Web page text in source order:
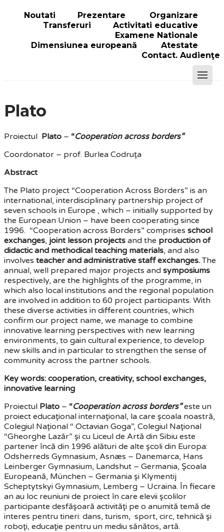
Noutati Prezentare
Organizare
Transferuri
Activitati educative
Examene Nationale
Dimensiunea europeană
Atestate
Contact. Audienţe
Plato
Proiectul Plato – “Cooperation across borders”
Coordonator – prof. Burlea Codruţa
Abstract
The Plato project “Cooperation Across Borders” is an
international, interdisciplinary partnership project of
seven schools in Europe , which – initially supported by
the European Union – have been cooperating since
1996. “Cooperation across Borders” comprises school
exchanges, joint lesson projects and the production of
didactic and methodical teaching materials, and also
involves teacher and administrative staff exchanges.The
annual, well prepared major projects and symposiums
respectively, are the highlights of the programme, in
which also local institutions and the regional population
are involved in addition to 60 project participants. With
these diverse activities in different countries, which
confirm our project name, we manage to combine
innovative learning perspectives with new learning
environments, to gain cultural experience, to develop
new skills and in particular to strengthen the sense of
community across the partner schools.
Key words: cooperation, creativity, school exchanges,
innovative learning
Proiectul Plato – “Cooperation across borders”este un
proiect educaţional internaţional, la care şcoala noastră,
Colegiul Naţional “ Octavian Goga”, Colegiul Naţional
“Gheorghe Lazăr” şi cu Liceul de Artă din Sibiu este
partener încă din 1996 alături de alte şcoli din Europa:
Odsherreds Gymnasium, Asnæs – Danemarca, Hans
Leinberger Gymnasium, Landshut – Germania, Şcoala
Europeană, München – Germania şi Klymentij
Scheptytskyi Gymnasium, Lemberg – Ucraina. În fiecare
an au loc reuniuni de proiect în care elevii şcolilor
participante desfăşoară activităţi pe o anumită temă de
interes pentru tineri: dans, turism, sport, circ, tehnică şi
roboţi, educaţie pentru un mediu sănătos, artă.